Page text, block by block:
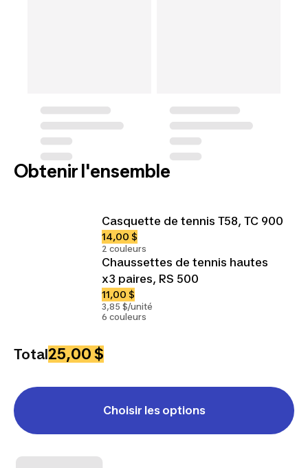
Obtenir l'ensemble
Casquette de tennis T58, TC 900
14,00 $
2 couleurs
Chaussettes de tennis hautes
x3 paires, RS 500
11,00 $
3,85 $/unité
6 couleurs
Total25,00 $
Choisir les options